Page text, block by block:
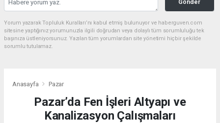
Gönder
Yorum yazarak Topluluk Kuralları’nı kabul etmiş bulunuyor ve haberguven.com
sitesine yaptığınız yorumunuzla ilgili doğrudan veya dolaylı tüm sorumluluğu tek
başınıza üstleniyorsunuz. Yazılan tüm yorumlardan site yönetimi hiçbir şekilde
sorumlu tutulamaz.
Anasayfa Pazar
Pazar’da Fen İşleri Altyapı ve
Kanalizasyon Çalışmaları